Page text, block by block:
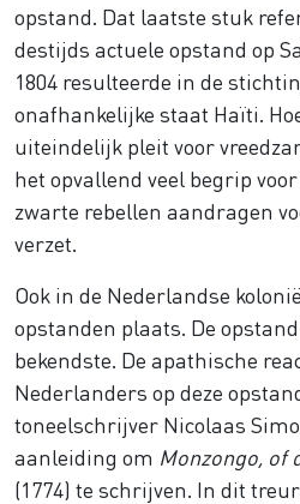
opstand. Dat laatste stuk
destijds actuele opstand op
1804 resulteerde in de
onafhankelijke staat Haïti.
uiteindelijk pleit voor
het opvallend veel begrip
zwarte rebellen aandragen
verzet.
Ook in de Nederlandse
opstanden plaats. De
bekendste. De apathische
Nederlanders op deze
toneelschrijver Nicolaas
aanleiding om Monzongo, of
(1774) te schrijven. In dit